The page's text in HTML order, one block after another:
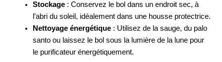
Stockage : Conservez le bol dans un endroit sec, à
l’abri du soleil, idéalement dans une housse protectrice.
Nettoyage énergétique : Utilisez de la sauge, du palo
santo ou laissez le bol sous la lumière de la lune pour
le purificateur énergétiquement.